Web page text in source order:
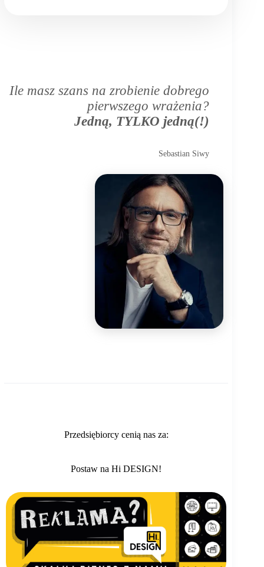
Ile masz szans na zrobienie dobrego
pierwszego wrażenia?
Jedną, TYLKO jedną(!)
Sebastian Siwy
Przedsiębiorcy cenią nas za:
Postaw na Hi DESIGN!